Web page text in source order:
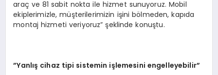
araç ve 81 sabit nokta ile hizmet sunuyoruz. Mobil
ekiplerimizle, müşterilerimizin işini bölmeden, kapıda
montaj hizmeti veriyoruz” şeklinde konuştu.
”Yanlış cihaz tipi sistemin işlemesini engelleyebilir”